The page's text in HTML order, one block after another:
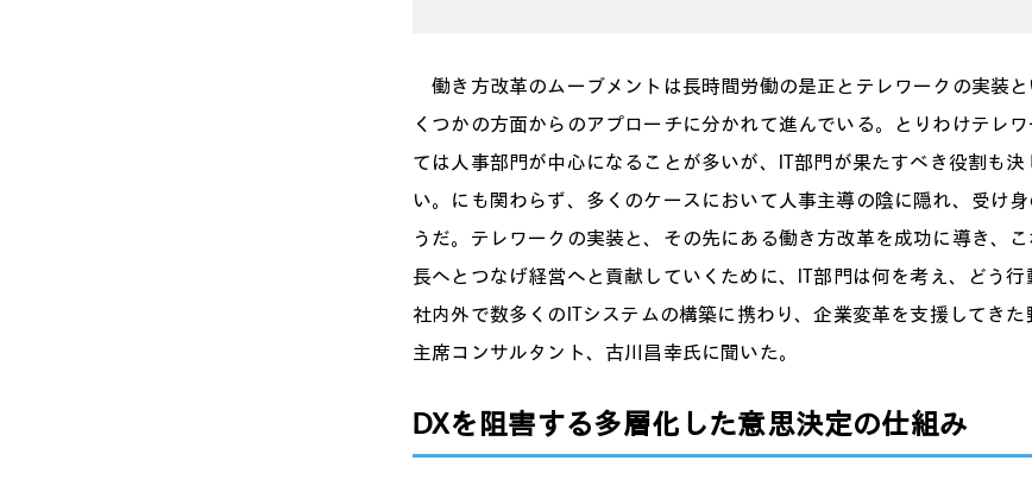
働き方改革のムーブメントは長時間労働の是正とテレワークの実装
くつかの方面からのアプローチに分かれて進んでいる。とりわけテレ
ては人事部門が中心になることが多いが、IT部門が果たすべき役割も決
い。にも関わらず、多くのケースにおいて人事主導の陰に隠れ、受け
うだ。テレワークの実装と、その先にある働き方改革を成功に導き、
長へとつなげ経営へと貢献していくために、IT部門は何を考え、どう行
社内外で数多くのITシステムの構築に携わり、企業変革を支援してきた
主席コンサルタント、古川昌幸氏に聞いた。
DXを阻害する多層化した意思決定の仕組み